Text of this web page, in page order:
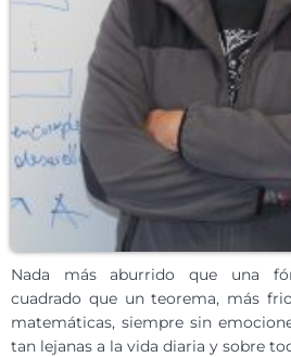
Nada más aburrido que una
cuadrado que un teorema, más
matemáticas, siempre sin
tan lejanas a la vida diaria y sobre